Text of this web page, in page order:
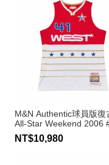
M&N Authentic球員版復
All-Star Weekend 2006
Dirk Nowitzki
NT$10,980